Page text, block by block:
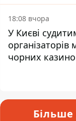
18:08 вчора
У Києві
організаторів
чорних